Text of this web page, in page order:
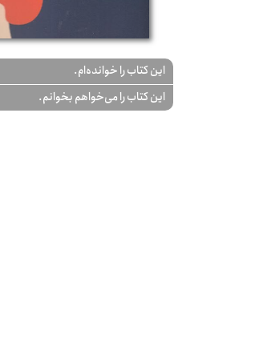
این کتاب را خوانده‌ام.
این کتاب را می‌خواهم بخوانم.